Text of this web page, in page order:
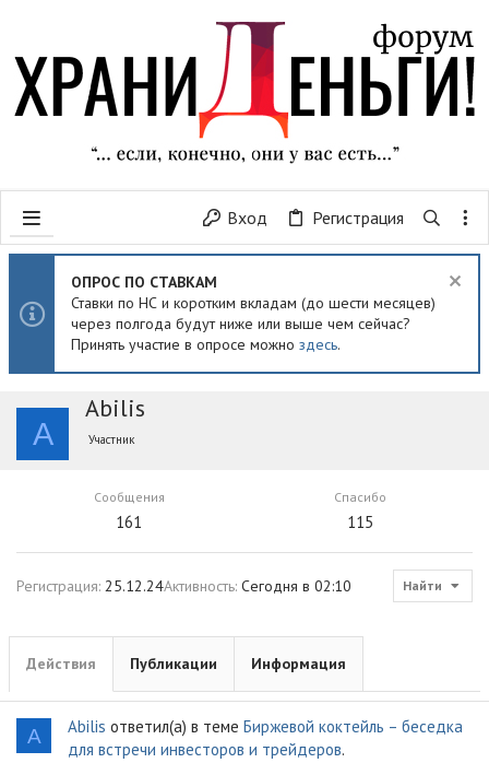
Вход Регистрация
ОПРОС ПО СТАВКАМ
Ставки по НС и коротким вкладам (до шести месяцев)
через полгода будут ниже или выше чем сейчас?
Принять участие в опросе можно здесь.
A
Abilis
Участник
Сообщения
161
Спасибо
115
Регистрация 25.12.24Активность Сегодня в 02:10 Найти
Действия Публикации Информация
A Abilis ответил(а) в теме Биржевой коктейль – беседка
для встречи инвесторов и трейдеров.